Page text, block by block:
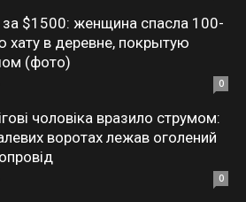
за $1500: женщина спасла 100-
хату в деревне, покрытую
(фото)
0
чоловіка вразило струмом:
воротах лежав оголений
0